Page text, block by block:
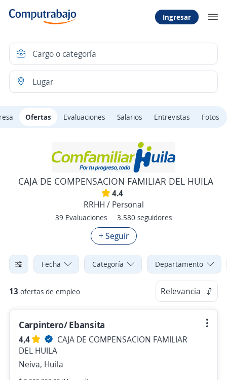
Ingresar
Ofertas Evaluaciones Salarios Entrevistas Fotos
CAJA DE COMPENSACION FAMILIAR DEL HUILA
4.4
RRHH / Personal
39 Evaluaciones 3.580 seguidores
+ Seguir
Fecha Categoría Departamento
13 ofertas de empleo Relevancia
Carpintero/ Ebansita
4,4
CAJA DE COMPENSACION FAMILIAR
DEL HUILA
Neiva, Huila